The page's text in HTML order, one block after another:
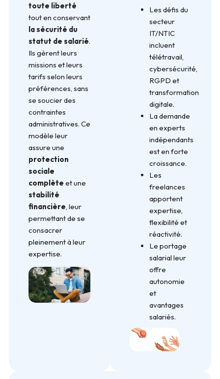
toute liberté
tout en conservant
la sécurité du
statut de salarié.
Ils gèrent leurs
missions et leurs
tarifs selon leurs
préférences, sans
se soucier des
contraintes
administratives. Ce
modèle leur
assure une
protection
sociale
complète et une
stabilité
financière, leur
permettant de se
consacrer
pleinement à leur
expertise.
Les défis du
secteur
IT/NTIC
incluent
télétravail,
cybersécurité,
RGPD et
transformation
digitale.
La demande
en experts
indépendants
est en forte
croissance.
Les
freelances
apportent
expertise,
flexibilité et
réactivité.
Le portage
salarial leur
offre
autonomie
et
avantages
salariés.